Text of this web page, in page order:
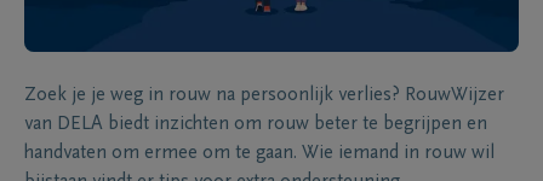
Zoek je je weg in rouw na persoonlijk verlies? RouwWijzer
van DELA biedt inzichten om rouw beter te begrijpen en
handvaten om ermee om te gaan. Wie iemand in rouw wil